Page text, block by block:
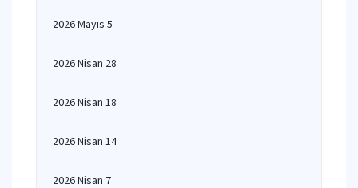
2026 Mayıs 5
2026 Nisan 28
2026 Nisan 18
2026 Nisan 14
2026 Nisan 7